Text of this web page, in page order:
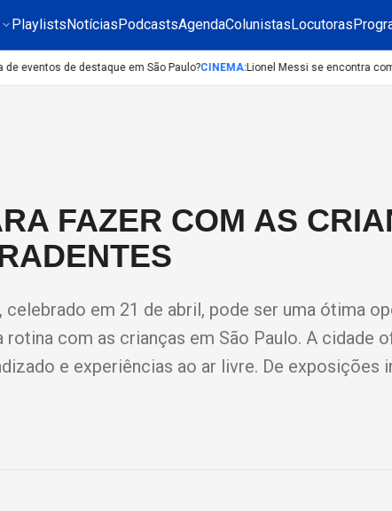
PlaylistsNotíciasPodcastsAgendaColunistasLocutoras
de destaque em São Paulo?CINEMA:Lionel Messi se encontra com
FAZER COM AS
celebrado em 21 de abril, pode ser uma ótima
com as crianças em São Paulo. A cidade
e experiências ao ar livre. De exposições